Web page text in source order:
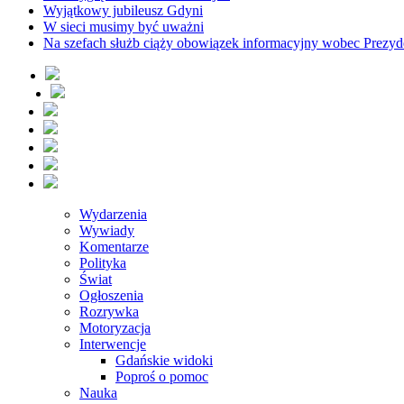
Wyjątkowy jubileusz Gdyni
W sieci musimy być uważni
Na szefach służb ciąży obowiązek informacyjny wobec
Wydarzenia
Wywiady
Komentarze
Polityka
Świat
Ogłoszenia
Rozrywka
Motoryzacja
Interwencje
Gdańskie widoki
Poproś o pomoc
Nauka